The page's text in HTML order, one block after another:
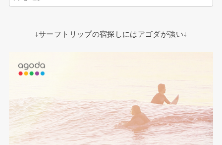
↓サーフトリップの宿探しにはアゴダが強い↓